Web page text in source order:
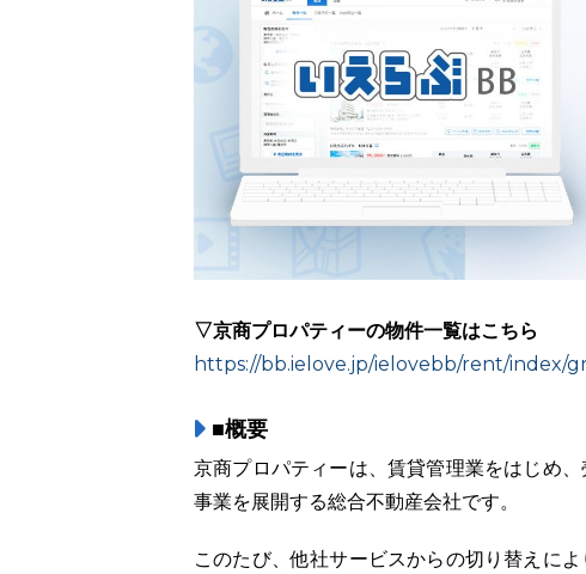
▽京商プロパティーの物件一覧はこちら
https://bb.ielove.jp/ielovebb/rent/index/
■概要
京商プロパティーは、賃貸管理業をはじめ
事業を展開する総合不動産会社です。
このたび、他社サービスからの切り替えに